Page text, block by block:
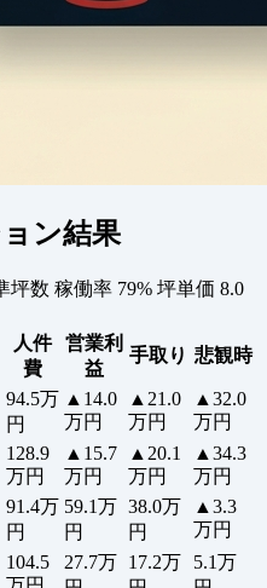
ン結果
坪数 稼働率 79% 坪単価 8.0
人件
費
営業利
益
手取り 悲観時
94.5万
円
▲14.0
万円
▲21.0
万円
▲32.0
万円
128.9
万円
▲15.7
万円
▲20.1
万円
▲34.3
万円
91.4万
円
59.1万
円
38.0万
円
▲3.3
万円
104.5
27.7万 17.2万
5.1万